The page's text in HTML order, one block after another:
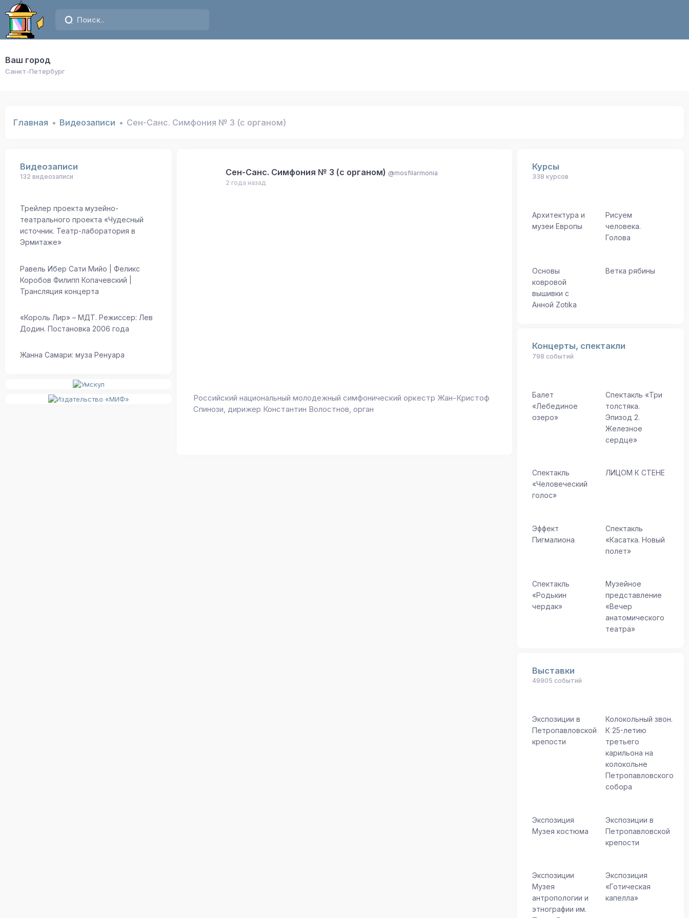
Ваш город
Санкт-Петербург
Главная Видеозаписи Сен-Санс. Симфония № 3 (с органом)
Видеозаписи
132 видеозаписи
Трейлер проекта музейно-
театрального проекта «Чудесный
источник. Театр-лаборатория в
Эрмитаже»
Равель Ибер Сати Мийо | Феликс
Коробов Филипп Копачевский |
Трансляция концерта
«Король Лир» – МДТ. Режиссер: Лев
Додин. Постановка 2006 года
Жанна Самари: муза Ренуара
Сен-Санс. Симфония № 3 (с органом) @mosfilarmonia
2 года назад
Российский национальный молодежный симфонический оркестр Жан-Кристоф
Спинози, дирижер Константин Волостнов, орган
Курсы
338 курсов
Архитектура и
музеи Европы
Рисуем
человека.
Голова
Основы
ковровой
вышивки с
Анной Zotika
Ветка рябины
Концерты, спектакли
798 событий
Балет
«Лебединое
озеро»
Спектакль «Три
толстяка.
Эпизод 2.
Железное
сердце»
Спектакль
«Человеческий
голос»
ЛИЦОМ К СТЕНЕ
Эффект
Пигмалиона
Спектакль
«Касатка. Новый
полет»
Спектакль
«Родькин
чердак»
Музейное
представление
«Вечер
анатомического
театра»
Выставки
49905 событий
Экспозиции в
Петропавловской
крепости
Колокольный звон.
К 25-летию
третьего
карильона на
колокольне
Петропавловского
собора
Экспозиция
Музея костюма
Экспозиции в
Петропавловской
крепости
Экспозиции
Музея
антропологии и
этнографии им.
Экспозиция
«Готическая
капелла»